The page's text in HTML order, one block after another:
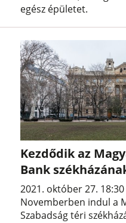
egész épületet.
Kezdődik az
Bank
2021. október 27. 18:30
Novemberben indul a
Szabadság téri